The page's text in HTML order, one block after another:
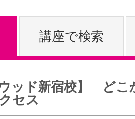
やりたいこ
特集をみる
グッドスク
講座で検索
ッド新宿校】 どこ
セス